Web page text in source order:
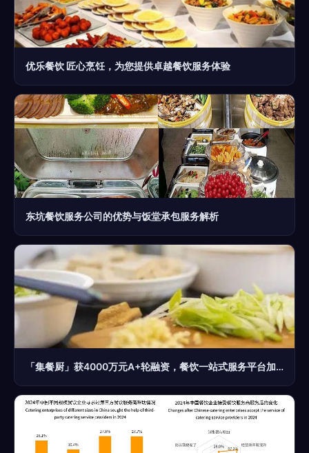
优乐餐饮 匠心烹饪，为您提供卓越餐饮服务体验
东坑餐饮服务公司的优势与饭堂承包服务解析
「集餐厨」获4000万元A+轮融资，餐饮一站式服务平台加速崛起